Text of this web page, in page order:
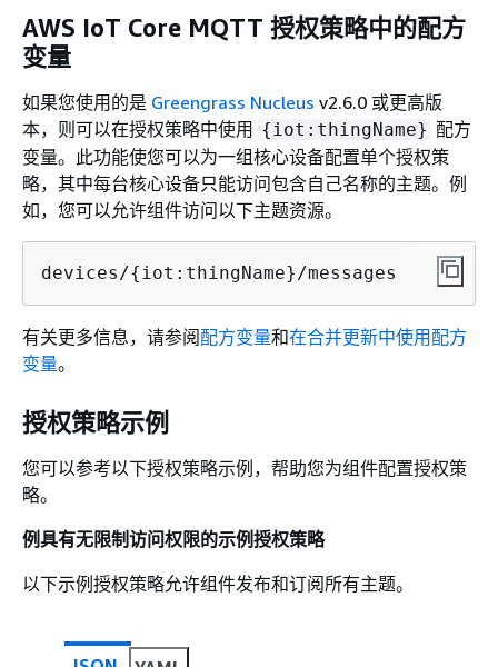
AWS IoT Core MQTT 授权策略中的配方
变量
如果您使用的是 Greengrass Nucleus v2.6.0 或更高版
本，则可以在授权策略中使用 {iot:thingName} 配方
变量。此功能使您可以为一组核心设备配置单个授权策
略，其中每台核心设备只能访问包含自己名称的主题。例
如，您可以允许组件访问以下主题资源。
devices/{iot:thingName}/messages
有关更多信息，请参阅配方变量和在合并更新中使用配方
变量。
授权策略示例
您可以参考以下授权策略示例，帮助您为组件配置授权策
略。
例具有无限制访问权限的示例授权策略
以下示例授权策略允许组件发布和订阅所有主题。